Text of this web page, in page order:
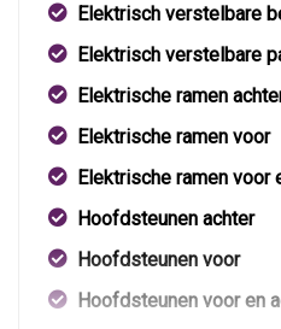
Elektrisch verstelbare
Elektrisch verstelbare
Elektrische ramen
Elektrische ramen voor
Elektrische ramen voor
Hoofdsteunen achter
Hoofdsteunen voor
Hoofdsteunen voor en